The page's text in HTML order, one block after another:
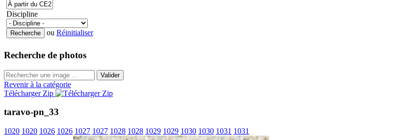
Discipline
ou Réinitialiser
Recherche de photos
Valider
Revenir à la catégorie
Télécharger Zip
taravo-pn_33
1020 1020 1026 1026 1027 1027 1028 1028 1029 1029 1030 1030 1031 1031